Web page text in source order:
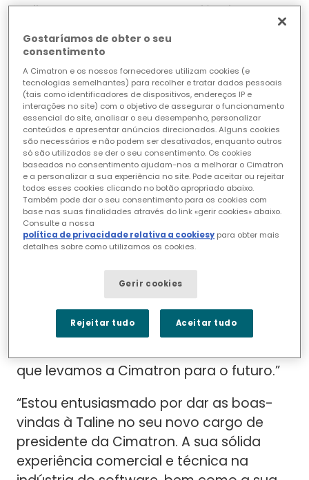
Taline tem uma vasta experiência em
gestão de produtos, desenvolvimento e
colocação no mercado de soluções
digitais. Antes de ingressar na Sandvik, foi
diretora de tecnologias na Assa Abloy
Global Solutions. Exerceu cargos de
liderança nas áreas de gestão de
produtos, desenvolvimento de negócios,
engenharia, projetos e gestão de contas
em várias empresas de tecnologia.
“É uma honra assumir o cargo de
Presidente da Cimatron e estou ansiosa
por dar continuidade ao nosso forte
legado de inovação”, afirma Taline. “Em
colaboração com a nossa talentosa
equipa, continuaremos a ultrapassar os
limites da tecnologia para capacitar os
que levamos a Cimatron para o futuro.”
“Estou entusiasmado por dar as boas-
vindas à Taline no seu novo cargo de
presidente da Cimatron. A sua sólida
experiência comercial e técnica na
Gostaríamos de obter o seu
consentimento
A Cimatron e os nossos fornecedores utilizam cookies (e
tecnologias semelhantes) para recolher e tratar dados pessoais
(tais como identificadores de dispositivos, endereços IP e
interações no site) com o objetivo de assegurar o funcionamento
essencial do site, analisar o seu desempenho, personalizar
conteúdos e apresentar anúncios direcionados. Alguns cookies
são necessários e não podem ser desativados, enquanto outros
só são utilizados se der o seu consentimento. Os cookies
baseados no consentimento ajudam-nos a melhorar o Cimatron
e a personalizar a sua experiência no site. Pode aceitar ou rejeitar
todos esses cookies clicando no botão apropriado abaixo.
Também pode dar o seu consentimento para os cookies com
base nas suas finalidades através do link «gerir cookies» abaixo.
Consulte a nossa
política de privacidade relativa a cookiesy para obter mais
detalhes sobre como utilizamos os cookies.
Gerir cookies
Rejeitar tudo Aceitar tudo